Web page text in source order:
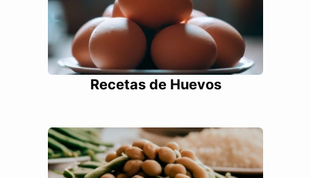
Recetas de Huevos